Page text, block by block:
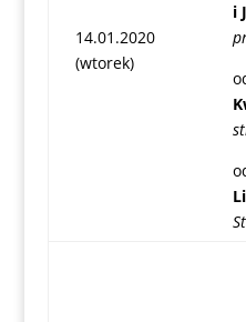
14.01.2020
(wtorek)
i